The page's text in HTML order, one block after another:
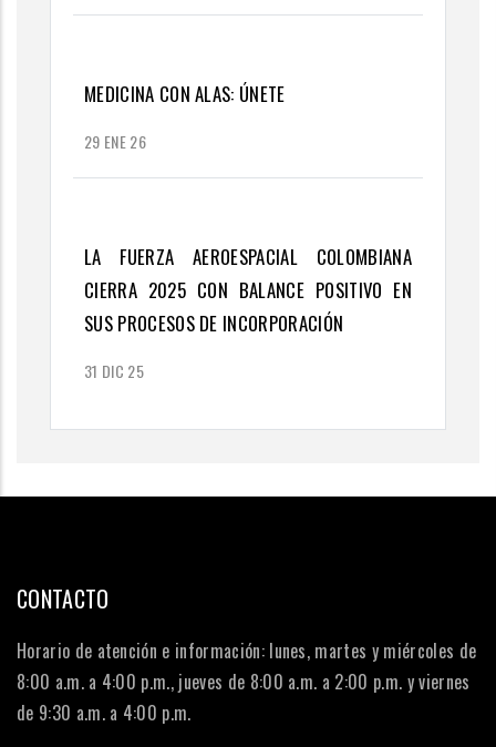
MEDICINA CON ALAS: ÚNETE
29 ENE 26
LA FUERZA AEROESPACIAL COLOMBIANA
CIERRA 2025 CON BALANCE POSITIVO EN
SUS PROCESOS DE INCORPORACIÓN
31 DIC 25
CONTACTO
Horario de atención e información: lunes, martes y miércoles de
8:00 a.m. a 4:00 p.m., jueves de 8:00 a.m. a 2:00 p.m. y viernes
de 9:30 a.m. a 4:00 p.m.